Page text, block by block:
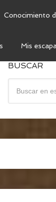
Conocimiento
Mis
BUSCAR